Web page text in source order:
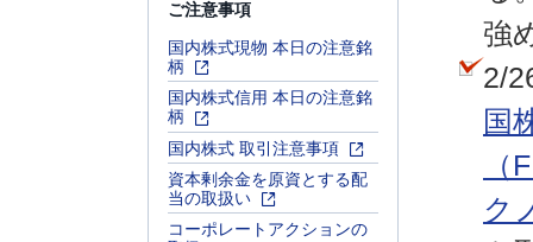
ご注意事項
国内株式現物 本日の注意銘
柄
国内株式信用 本日の注意銘
柄
国内株式 取引注意事項
資本剰余金を原資とする配
当の取扱い
コーポレートアクションの
強
2/
国
（
ク